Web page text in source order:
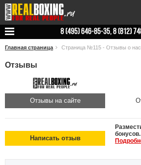
8 (495) 646-85-35, 8 (812)
78
Главная страница Страница №115 - Отзывы о нас
Отзывы
Отзывы на сайте
Написать отзыв
бонусов.